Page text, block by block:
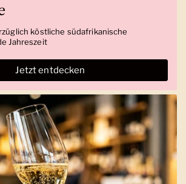
köstliche südafrikanische
Jahreszeit
Jetzt entdecken